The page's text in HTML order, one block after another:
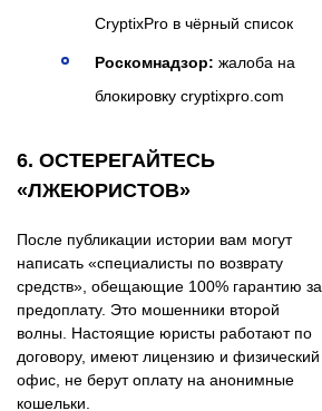
CryptixPro в чёрный список
Роскомнадзор: жалоба на
блокировку cryptixpro.com
6. ОСТЕРЕГАЙТЕСЬ
«ЛЖЕЮРИСТОВ»
После публикации истории вам могут
написать «специалисты по возврату
средств», обещающие 100% гарантию за
предоплату. Это мошенники второй
волны. Настоящие юристы работают по
договору, имеют лицензию и физический
офис, не берут оплату на анонимные
кошельки.